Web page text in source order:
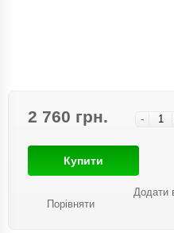
2 760 грн. -
Купити
Порівняти
Додати